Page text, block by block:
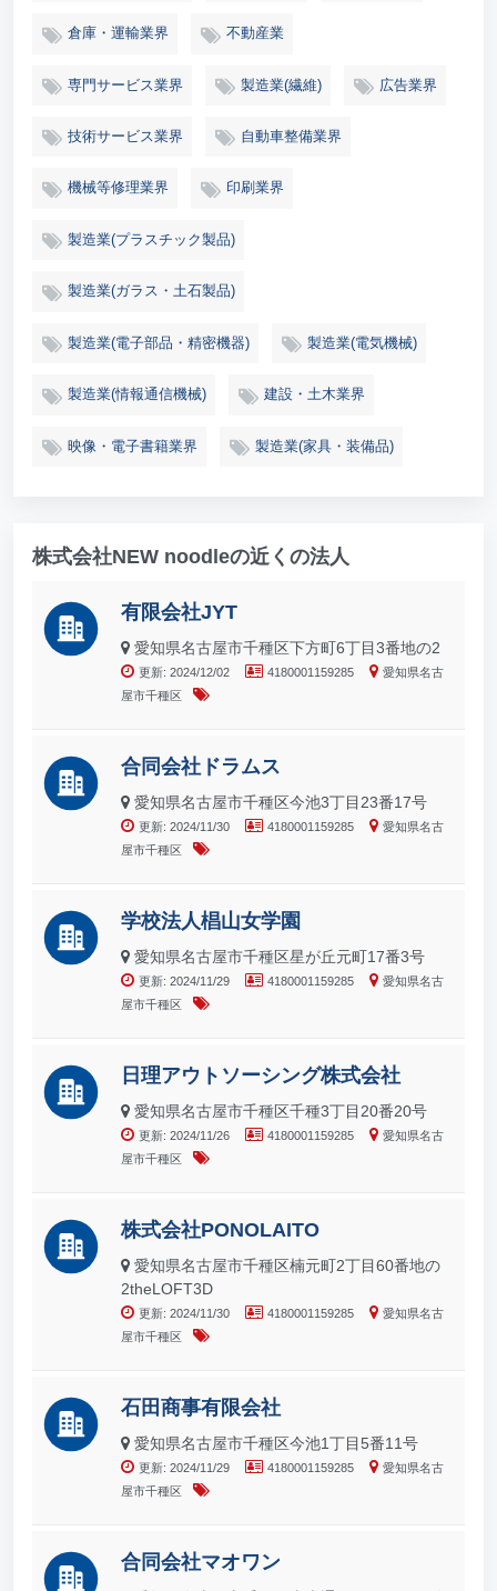
倉庫・運輸業界 不動産業
専門サービス業界 製造業(繊維) 広告業界
技術サービス業界 自動車整備業界
機械等修理業界 印刷業界
製造業(プラスチック製品)
製造業(ガラス・土石製品)
製造業(電子部品・精密機器) 製造業(電気機械)
製造業(情報通信機械) 建設・土木業界
映像・電子書籍業界 製造業(家具・装備品)
株式会社NEW noodleの近くの法人
有限会社JYT
愛知県名古屋市千種区下方町6丁目3番地の2
更新: 2024/12/02 4180001159285
愛知県名古
屋市千種区
合同会社ドラムス
愛知県名古屋市千種区今池3丁目23番17号
更新: 2024/11/30 4180001159285
愛知県名古
屋市千種区
学校法人椙山女学園
愛知県名古屋市千種区星が丘元町17番3号
更新: 2024/11/29 4180001159285
愛知県名古
屋市千種区
日理アウトソーシング株式会社
愛知県名古屋市千種区千種3丁目20番20号
更新: 2024/11/26 4180001159285
愛知県名古
屋市千種区
株式会社PONOLAITO
愛知県名古屋市千種区楠元町2丁目60番地の
2theLOFT3D
更新: 2024/11/30 4180001159285
愛知県名古
屋市千種区
石田商事有限会社
愛知県名古屋市千種区今池1丁目5番11号
更新: 2024/11/29 4180001159285
愛知県名古
屋市千種区
合同会社マオワン